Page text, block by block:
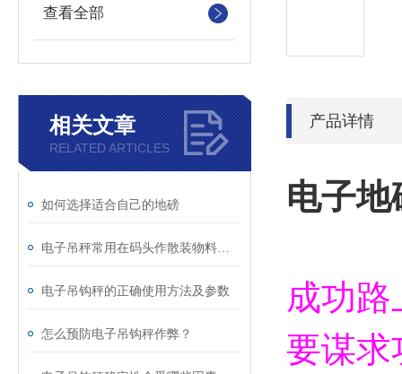
查看全部
相关文章
RELATED ARTICLES
如何选择适合自己的地磅
电子吊钩秤的正确使用方法及参数
怎么预防电子吊钩秤作弊？
产品详情
电子
成功
要谋求